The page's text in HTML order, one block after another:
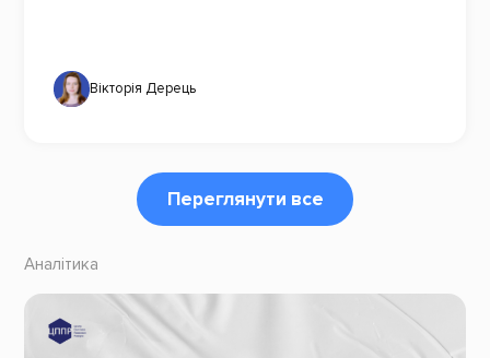
Вікторія Дерець
Переглянути все
Аналітика